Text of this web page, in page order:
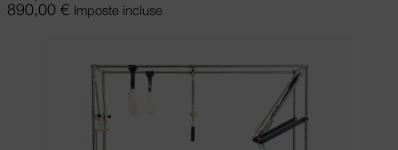
890,00 € Imposte incluse